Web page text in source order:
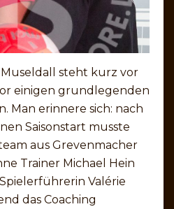
steht kurz vor
einigen grundlegenden
Man erinnere sich: nach
Saisonstart musste
aus Grevenmacher
Trainer Michael Hein
Valérie
das Coaching